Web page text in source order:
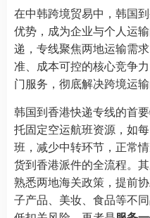
在中韩跨境贸易中，韩国
优势，成为企业与个人运
递，专线聚焦两地运输需
准、成本可控的核心竞争
门服务，彻底解决跨境运输
韩国到香港快递专线的首
托固定空运航班资源，如
班，减少中转环节，正常
货到香港派件的全流程。
熟悉两地海关政策，提前
子产品、美妆、食品等不